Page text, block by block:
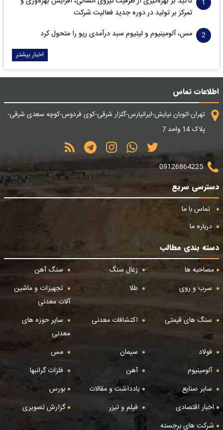
تمرکز بر تولید در دوره جدید فعالیت شرکت
مس، آلومینیوم و لیتیوم سبد درآمدی ریو را متحول کرد
اخبار بیشتر
اطلاعات تماس
تهران-اتوبان نیایش-ایرانپارس-گلزار شرقی-کوی فردوس-کوچه سعدی شرقی-
پلاک 14 واحد 7
09126864225
دسترسی سریع
تماس با ما
درباره ما
دسته بندی مطالب
مصاحبه ها
زغال سنگ
سنگ آهن
سرب و روی
طلا
تجهیزات و ماشین
آلات معدنی
سنگ های قیمتی
اکتشافات معدنی
سایر حوزه های
معدنی
فولاد
سیمان
مس
آلومینیوم
آهن
فلزات گرانبها
سایر صنایع
یادداشت و مقالات
بورس
اخبار اقتصادی
فیلم و تیزر
گزارش تصویری
شرکت های برجسته